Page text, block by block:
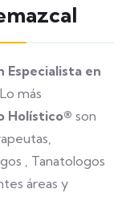
Especialista en
más
Holístico® son
, Tanatologos
áreas y